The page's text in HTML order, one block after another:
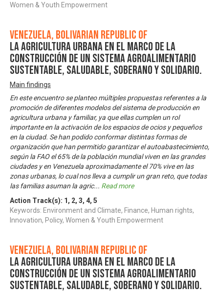
Women & Youth Empowerment
Venezuela, Bolivarian Republic of
La Agricultura Urbana en el Marco de la
Construcción de Un Sistema Agroalimentario
Sustentable, Saludable, Soberano y Solidario.
Main findings
En este encuentro se planteo múltiples propuestas referentes a la
promoción de diferentes modelos del sistema de producción en
agricultura urbana y familiar, ya que ellas cumplen un rol
importante en la activación de los espacios de ocios y pequeños
en la ciudad. Se han podido conformar distintas formas de
organización que han permitido garantizar el autoabastecimiento,
según la FAO el 65% de la población mundial viven en las grandes
ciudades y en Venezuela aproximadamente el 70% vive en las
zonas urbanas, lo cual nos lleva a cumplir un gran reto, que todas
las familias asuman la agric... Read more
Action Track(s): 1 , 2, 3, 4, 5
Keywords: Environment and Climate, Finance, Human rights,
Innovation, Policy, Women & Youth Empowerment
Venezuela, Bolivarian Republic of
La Agricultura Urbana en el Marco de la
Construcción de Un Sistema Agroalimentario
Sustentable, Saludable, Soberano y Solidario.